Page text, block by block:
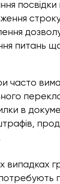
посвідки
дозволу
питань
часто
в
випадках